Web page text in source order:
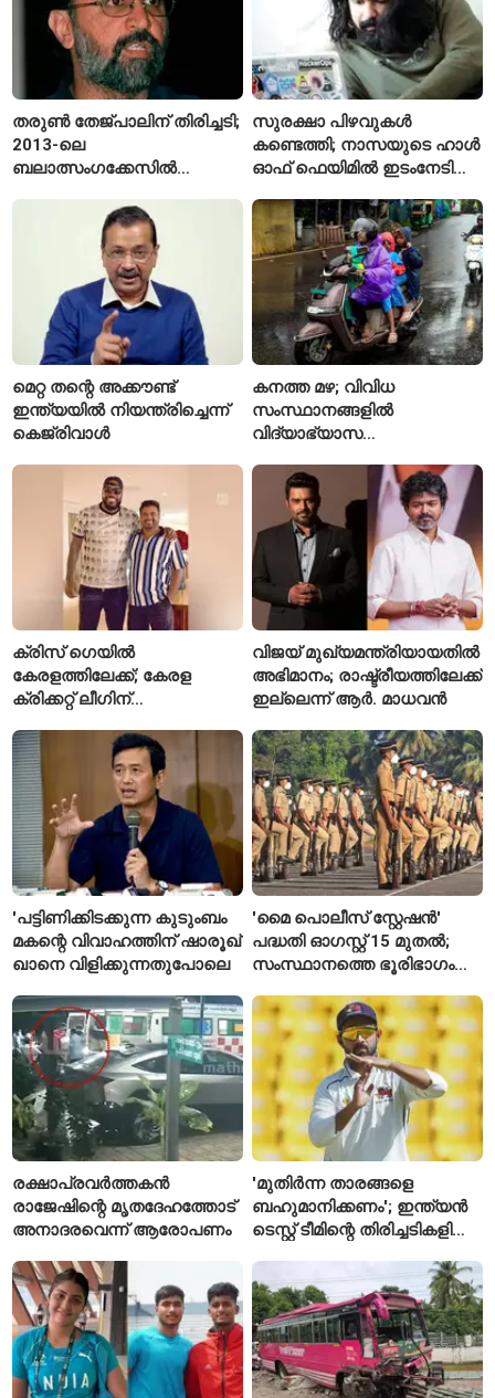
തരുൺ തേജ്പാലിന് തിരിച്ചടി;
2013-ലെ
ബലാത്സംഗക്കേസിൽ
ഹൈക്കോടതി
സുരക്ഷാ പിഴവുകൾ
കണ്ടെത്തി; നാസയുടെ ഹാൾ
ഓഫ് ഫെയിമിൽ ഇടംനേടി
മെറ്റ തന്റെ അക്കൗണ്ട്
ഇന്ത്യയിൽ നിയന്ത്രിച്ചെന്ന്
കെജ്‌രിവാൾ
കനത്ത മഴ; വിവിധ
സംസ്ഥാനങ്ങളിൽ
വിദ്യാഭ്യാസ
പ്രഖ്യാപിച്ചു
ക്രിസ് ഗെയിൽ
കേരളത്തിലേക്ക്; കേരള
ക്രിക്കറ്റ് ലീഗിന്
താരങ്ങൾക്ക് പരിശീലനം
നൽകും
വിജയ് മുഖ്യമന്ത്രിയായതിൽ
അഭിമാനം; രാഷ്ട്രീയത്തിലേക്ക്
ഇല്ലെന്ന് ആർ. മാധവൻ
'പട്ടിണിക്കിടക്കുന്ന കുടുംബം
മകന്റെ വിവാഹത്തിന് ഷാരൂഖ്
ഖാനെ വിളിക്കുന്നതുപോലെ
'മൈ പൊലീസ് സ്റ്റേഷൻ'
പദ്ധതി ഓഗസ്റ്റ് 15 മുതൽ;
സംസ്ഥാനത്തെ ഭൂരിഭാഗം
എസ്‌ഐമാർക്ക്
രക്ഷാപ്രവർത്തകൻ
രാജേഷിന്റെ മൃതദേഹത്തോട്
അനാദരവെന്ന് ആരോപണം
'മുതിർന്ന താരങ്ങളെ
ബഹുമാനിക്കണം'; ഇന്ത്യൻ
ടെസ്റ്റ് ടീമിന്റെ തിരിച്ചടികളിൽ
രഹാനെ